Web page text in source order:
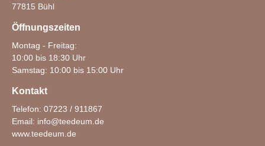
77815 Bühl
Öffnungszeiten
Montag - Freitag:
10:00 bis 18:30 Uhr
Samstag: 10:00 bis 15:00 Uhr
Kontakt
Telefon: 07223 / 911867
Email: info@teedeum.de
www.teedeum.de